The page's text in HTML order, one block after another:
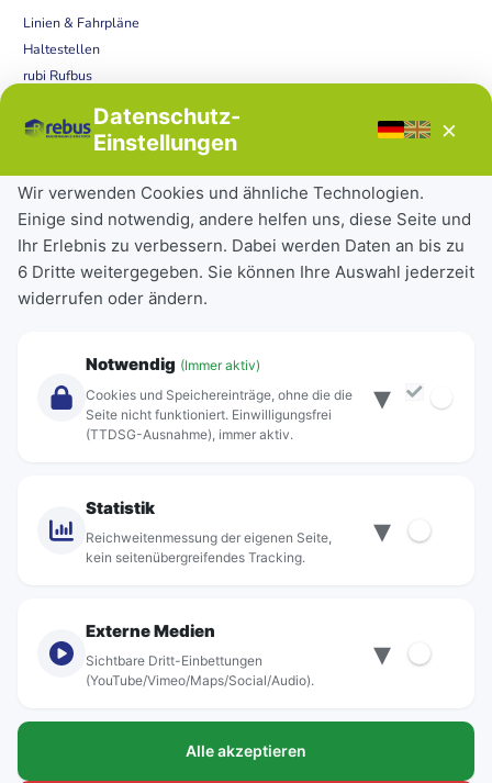
Linien & Fahrpläne
Haltestellen
rubi Rufbus
Störungen
Tickets & Tarife
Deutschlandticket
Schülerkarte
Einzeltickets
Abonnements
Über Rebus
Standorte
© rebus Regionalbus Rostock GmbH
Datenschutz-
Einstellungen
×
Wir verwenden Cookies und ähnliche Technologien.
Einige sind notwendig, andere helfen uns, diese Seite und
Ihr Erlebnis zu verbessern. Dabei werden Daten an bis zu
6 Dritte weitergegeben. Sie können Ihre Auswahl jederzeit
widerrufen oder ändern.
Notwendig (Immer aktiv)
Cookies und Speichereinträge, ohne die die
Seite nicht funktioniert. Einwilligungsfrei
(TTDSG-Ausnahme), immer aktiv.
▾
Statistik
Reichweitenmessung der eigenen Seite,
kein seitenübergreifendes Tracking.
▾
Externe Medien
Sichtbare Dritt-Einbettungen
(YouTube/Vimeo/Maps/Social/Audio).
▾
Alle akzeptieren